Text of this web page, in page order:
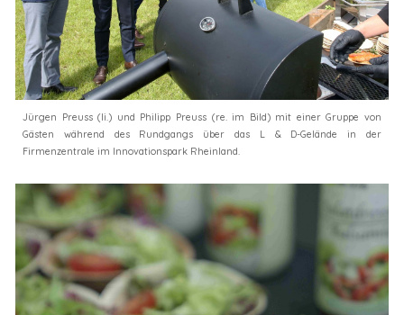
Jürgen Preuss (li.) und Philipp Preuss (re. im Bild) mit einer Gruppe von
Gästen während des Rundgangs über das L & D-Gelände in der
Firmenzentrale im Innovationspark Rheinland.